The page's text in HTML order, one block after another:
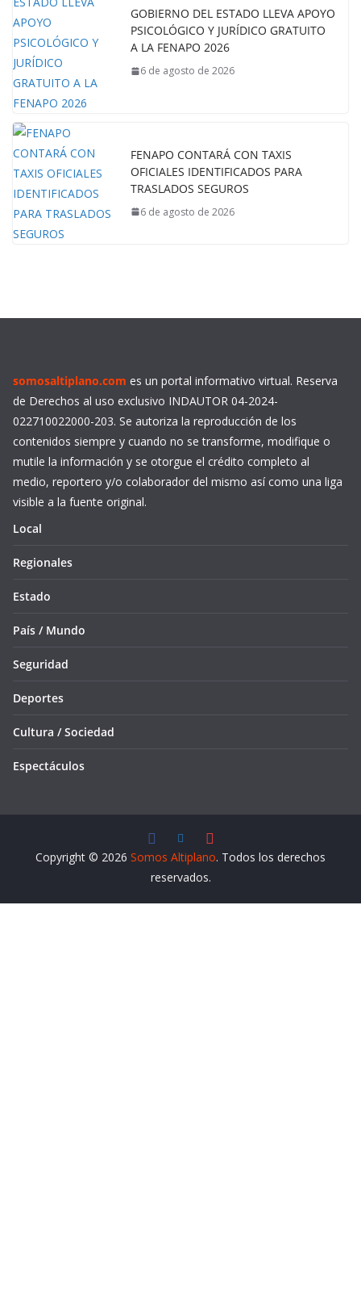
GOBIERNO DEL ESTADO LLEVA APOYO
PSICOLÓGICO Y JURÍDICO GRATUITO
A LA FENAPO 2026
6 de agosto de 2026
FENAPO CONTARÁ CON TAXIS
OFICIALES IDENTIFICADOS PARA
TRASLADOS SEGUROS
6 de agosto de 2026
somosaltiplano.com es un portal informativo virtual. Reserva
de Derechos al uso exclusivo INDAUTOR 04-2024-
022710022000-203. Se autoriza la reproducción de los
contenidos siempre y cuando no se transforme, modifique o
mutile la información y se otorgue el crédito completo al
medio, reportero y/o colaborador del mismo así como una liga
visible a la fuente original.
Local
Regionales
Estado
País / Mundo
Seguridad
Deportes
Cultura / Sociedad
Espectáculos
Copyright © 2026 Somos Altiplano. Todos los derechos
reservados.